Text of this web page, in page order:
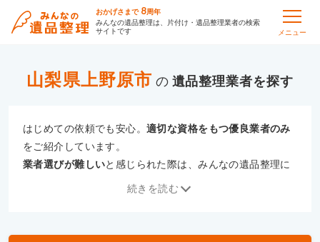
おかげさまで 8周年
みんなの遺品整理は、片付け・遺品整理業者の検索
サイトです
メニュー
山梨県上野原市 の 遺品整理
はじめての依頼でも安心。適切な資格をもつ優良業者のみ
をご紹介しています。
業者選びが難しいと感じられた際は、みんなの遺品整理に
続きを読む